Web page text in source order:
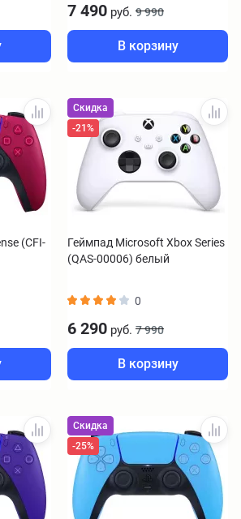
7 490 руб. 9 990
В корзину
(CFI-
Скидка
-21%
Геймпад Microsoft Xbox Series
(QAS-00006) белый
0
6 290 руб. 7 990
В корзину
Скидка
-25%